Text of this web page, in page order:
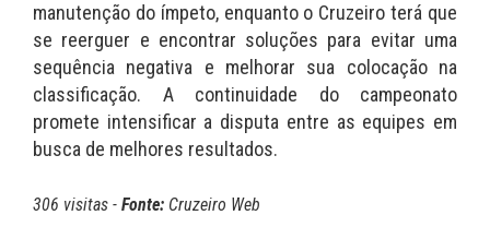
manutenção do ímpeto, enquanto o Cruzeiro terá que
se reerguer e encontrar soluções para evitar uma
sequência negativa e melhorar sua colocação na
classificação. A continuidade do campeonato
promete intensificar a disputa entre as equipes em
busca de melhores resultados.
306 visitas - Fonte: Cruzeiro Web